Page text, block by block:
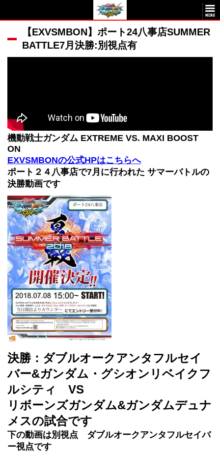
【EXVSMBON】ポート24八事店SUMMER
BATTLE7月決勝:別視点有
機動戦士ガンダム EXTREME VS. MAXI BOOST
ON
EXVSMBONの公式HPはこちらへ
ポート２４八事店で7月に行われた サマーバトルの
決勝動画です
決勝：ダブルオークアンタフルセイ
バー&ガンダム・グシオンリベイクフ
ルシティ VS
リボーンズガンダム&ガンダムデュナ
メスの試合です
下の動画は別視点 ダブルオークアンタフルセイバ
ー視点です